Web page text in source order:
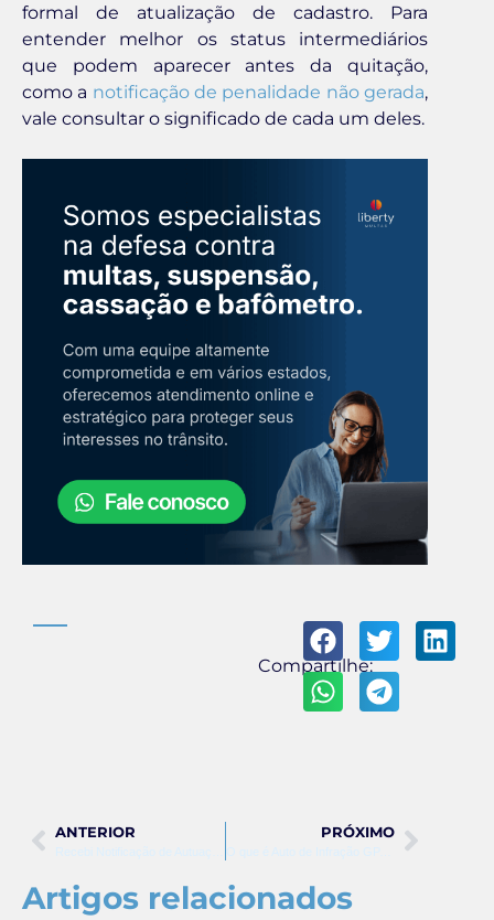
formal de atualização de cadastro. Para
entender melhor os status intermediários
que podem aparecer antes da quitação,
como a notificação de penalidade não gerada,
vale consultar o significado de cada um deles.
Compartilhe:
ANTERIOR PRÓXIMO
Artigos relacionados